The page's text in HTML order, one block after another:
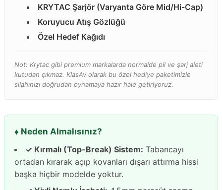
KRYTAC Şarjör (Varyanta Göre Mid/Hi-Cap)
Koruyucu Atış Gözlüğü
Özel Hedef Kağıdı
Not: Krytac gibi premium markalarda normalde pil ve şarj aleti
kutudan çıkmaz. KlasAv olarak bu özel hediye paketimizle
silahınızı doğrudan oynamaya hazır hale getiriyoruz.
♦️ Neden Almalısınız?
✓ Kırmalı (Top-Break) Sistem: Tabancayı
ortadan kırarak açıp kovanları dışarı attırma hissi
başka hiçbir modelde yoktur.